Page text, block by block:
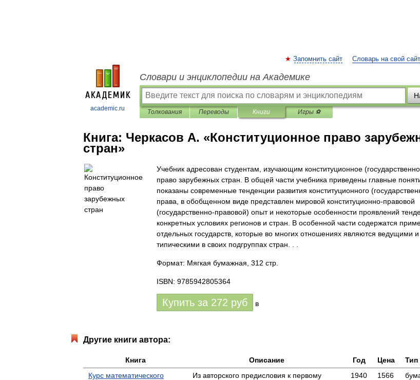
academic.ru
Запомнить сайт Словарь на свой сайт
Словари и энциклопедии на Академике
Толкования Переводы Книги Игры ⚽
Книга: Черкасов А. «Конституционное право
стран»
Учебник адресован студентам, изучающим конституционное
право зарубежных стран. В общей части учебника приведены главные
показаны современные тенденции развития конституционного
права, в обобщенном виде представлен мировой конституционно-правовой
(государственно-правовой) опыт и некоторые особенности проявлений
конкретных условиях регионов и стран. В особенной части содержатся
отдельных государств, которые во многих отношениях являются ведущими и
типическими в своих подгруппах стран. . .
Формат: Мягкая бумажная, 312 стр.
ISBN: 9785942805364
Купить за 272 руб в
Другие книги автора:
Книга Описание Год Цена
Тип
Курс математического
Из авторского предисловия к первому
1940 1566